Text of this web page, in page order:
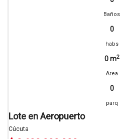
Baños
0
habs
0 m2
Area
0
parq
Lote en Aeropuerto
Cúcuta